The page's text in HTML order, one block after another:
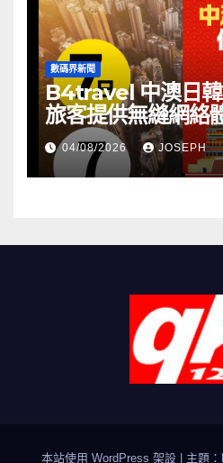
數碼界新聞
B4travel 中澳日
旅客提供無縫網絡
04/08/2026 JOSEPH
本站使用 WordPress 架設 主題